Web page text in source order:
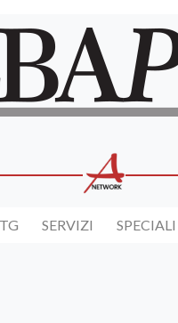
SERVIZI SPECIALI